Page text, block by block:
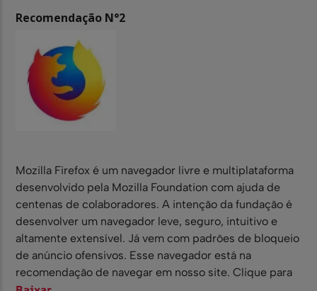
Recomendação N°2
Mozilla Firefox é um navegador livre e multiplataforma
desenvolvido pela Mozilla Foundation com ajuda de
centenas de colaboradores. A intenção da fundação é
desenvolver um navegador leve, seguro, intuitivo e
altamente extensível. Já vem com padrões de bloqueio
de anúncio ofensivos. Esse navegador está na
recomendação de navegar em nosso site. Clique para